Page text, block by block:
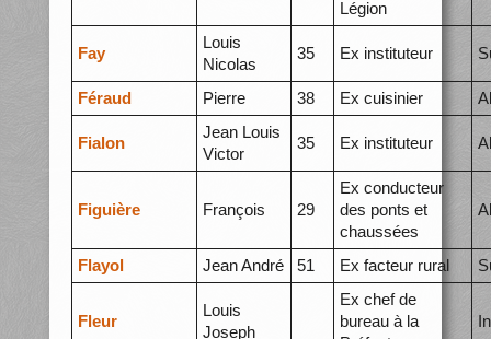
Légion
Fay
Louis
Nicolas
35 Ex instituteur
Féraud Pierre 38 Ex cuisinier
Fialon
Jean Louis
Victor
35 Ex instituteur
Figuière François 29
Ex conducteur
des ponts et
chaussées
Flayol Jean André 51 Ex facteur rural
Fleur
Louis
Joseph
Ex chef de
bureau à la